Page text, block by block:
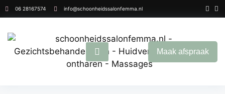
06 28167574 info@schoonheidssalonfemma.nl
Maak afspraak